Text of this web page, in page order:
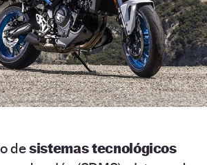
desistemas tecnológicos